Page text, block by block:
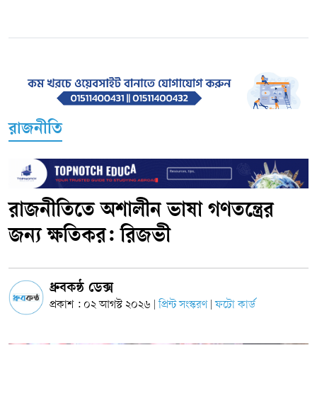
রাজনীতি
রাজনীতিতে অশালীন ভাষা গণতন্ত্রের
জন্য ক্ষতিকর: রিজভী
ধ্রুবকন্ঠ ডেক্স
প্রকাশ : ০২ আগস্ট ২০২৬ প্রিন্ট সংস্করণ ফটো কার্ড